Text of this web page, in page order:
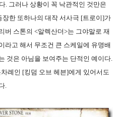
. 그러나 상황이 꼭 낙관적인 것만은
한 또하나의 대작 서사극 [트로이]가
버 스톤의 <알렉산더>는 그야말로 재
라고 해서 무조건 큰 스케일에 유명배
것은 아님을 보여주는 단적인 예이다.
례인 [킹덤 오브 헤븐]에게 있어서도
.